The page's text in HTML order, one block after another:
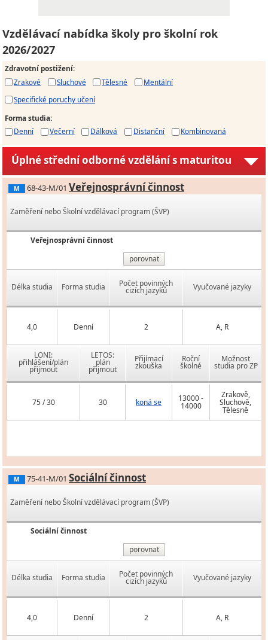
Vzdělávací nabídka školy pro školní rok
2026/2027
Zdravotní postižení:
Zrakové
Sluchové Tělesné
Mentální
Specifické poruchy učení
Forma studia:
Denní
Večerní Dálková Distanční Kombinovaná
Úplné střední odborné vzdělání s maturitou
M 68-43-M/01 Veřejnosprávní činnost
Zaměření nebo Školní vzdělávací program (ŠVP)
Veřejnosprávní činnost
porovnat
Délka studia Forma studia Počet povinných
cizích jazyků Vyučované jazyky
4,0 Denní 2 A, R
LONI:
přihlášení/plán
přijmout
LETOS:
plán
přijmout
Přijímací
zkouška
Roční
školné
Možnost
studia pro ZP
75 / 30 30 koná se 13000 -
14000
Zrakově,
Sluchově,
Tělesně
M 75-41-M/01 Sociální činnost
Zaměření nebo Školní vzdělávací program (ŠVP)
Sociální činnost
porovnat
Délka studia Forma studia Počet povinných
cizích jazyků Vyučované jazyky
4,0 Denní 2 A, R